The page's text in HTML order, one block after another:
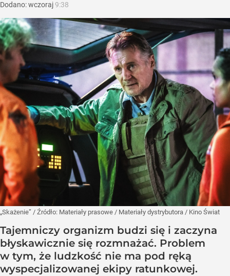
Dodano:wczoraj 9:38
„Skażenie” / Źródło: Materiały prasowe / Materiały dystrybutora / Kino Świat
Tajemniczy organizm budzi się i zaczyna
błyskawicznie się rozmnażać. Problem
w tym, że ludzkość nie ma pod ręką
wyspecjalizowanej ekipy ratunkowej.